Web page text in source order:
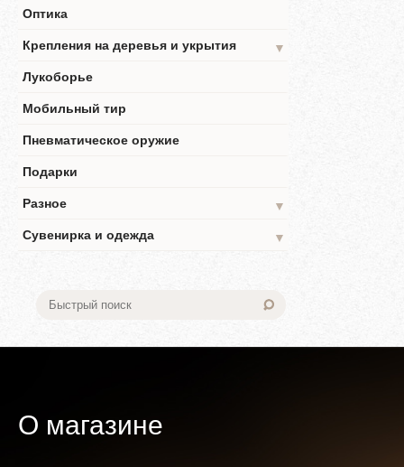
Оптика
Крепления на деревья и укрытия
▼
Лукоборье
Мобильный тир
Пневматическое оружие
Подарки
Разное
▼
Сувенирка и одежда
▼
О магазине